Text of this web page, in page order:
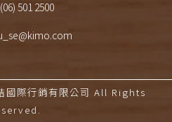
501 2500
際行銷有限公司 All Rights